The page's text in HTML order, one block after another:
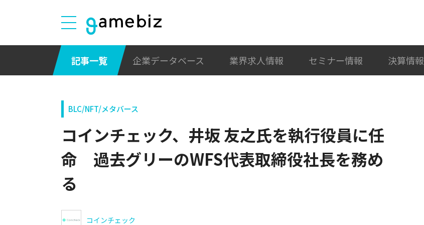
記事一覧 企業データベース 業界求人情報 セミナー情報 決算情報
BLC/NFT/メタバース
コインチェック、井坂 友之氏を執行役員に任
命 過去グリーのWFS代表取締役社長を務め
る
コインチェック